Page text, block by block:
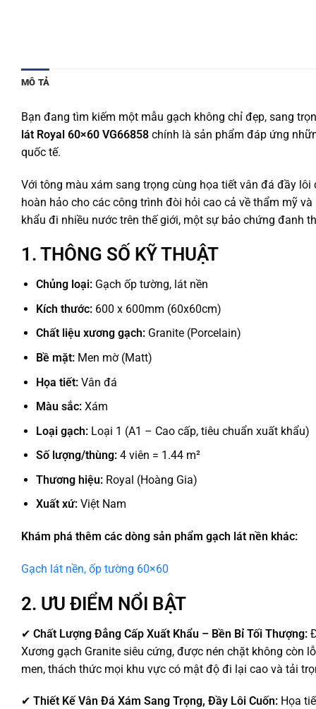
MÔ TẢ
Bạn đang tìm kiếm một mẫu gạch không chỉ đẹp, sang
lát Royal 60×60 VG66858 chính là sản phẩm đáp ứng
quốc tế.
Với tông màu xám sang trọng cùng họa tiết vân đá đầy
hoàn hảo cho các công trình đòi hỏi cao cả về thẩm mỹ
khẩu đi nhiều nước trên thế giới, một sự bảo chứng đanh
1. THÔNG SỐ KỸ THUẬT
Chủng loại:Gạch ốp tường, lát nền
Kích thước:600 x 600mm (60x60cm)
Chất liệu xương gạch:Granite (Porcelain)
Bề mặt:Men mờ (Matt)
Họa tiết:Vân đá
Màu sắc:Xám
Loại gạch:Loại 1 (A1 – Cao cấp, tiêu chuẩn xuất khẩu)
Số lượng/thùng:4 viên = 1.44 m²
Thương hiệu:Royal (Hoàng Gia)
Xuất xứ:Việt Nam
Khám phá thêm các dòng sản phẩm gạch lát nền khác:
Gạch lát nền, ốp tường 60×60
2. ƯU ĐIỂM NỔI BẬT
✔ Chất Lượng Đẳng Cấp Xuất Khẩu – Bền Bỉ Tối Thượng:
Xương gạch Granite siêu cứng, được nén chặt không còn
men, thách thức mọi khu vực có mật độ đi lại cao và tải
✔ Thiết Kế Vân Đá Xám Sang Trọng, Đầy Lôi Cuốn: Họa